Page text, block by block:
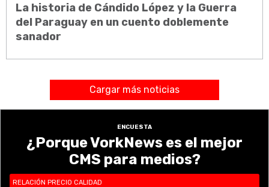
La historia de Cándido López y la Guerra
del Paraguay en un cuento doblemente
sanador
Cargar más noticias
ENCUESTA
¿Porque VorkNews es el mejor
CMS para medios?
RELACIÓN PRECIO CALIDAD